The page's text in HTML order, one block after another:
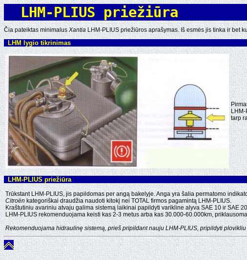
LHM-PLIUS priežiūra
Čia pateiktas minimalusXantia LHM-PLIUS priežiūros aprašymas. Iš esmės jis tinka ir bet
LHM lygio tikrinimas
tarp
LHM-PLIUS priežiūra
Trūkstant LHM-PLIUS, jis papildomas per angą bakelyje. Anga yra šalia permatomo
Citroën kategoriškai draudžia naudoti kitokį nei TOTAL firmos pagamintą LHM-PLIUS.
Kraštutiniu avariniu atvaju galima sistemą laikinai papildyti varikline alyva SAE 10 ir SAE
LHM-PLIUS rekomenduojama keisti kas 2-3 metus arba kas 30.000-60.000km,
Rekomenduojama hidraulinę sistemą, prieš pripildant nauju LHM-PLIUS, pripildyti